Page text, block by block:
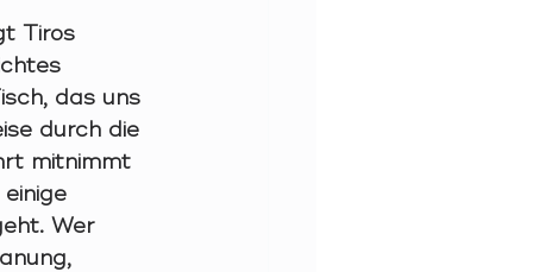
Tiros
das uns
durch die
mitnimmt
Wer